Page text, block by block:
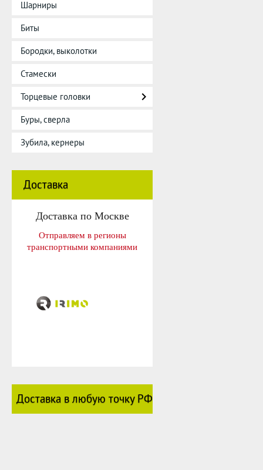
Шарниры
Биты
Бородки, выколотки
Стамески
Торцевые головки
Буры, сверла
Зубила, кернеры
Доставка
Доставка по Москве
Отправляем в регионы
транспортными компаниями
Доставка в любую точку РФ